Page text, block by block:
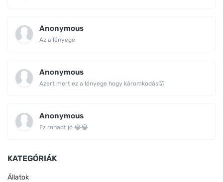
Anonymous
Az a lényege
Anonymous
Azert mert ez a lényege hogy káromkodás🤦
Anonymous
Ez rohadt jó 😂😂
KATEGÓRIÁK
Állatok